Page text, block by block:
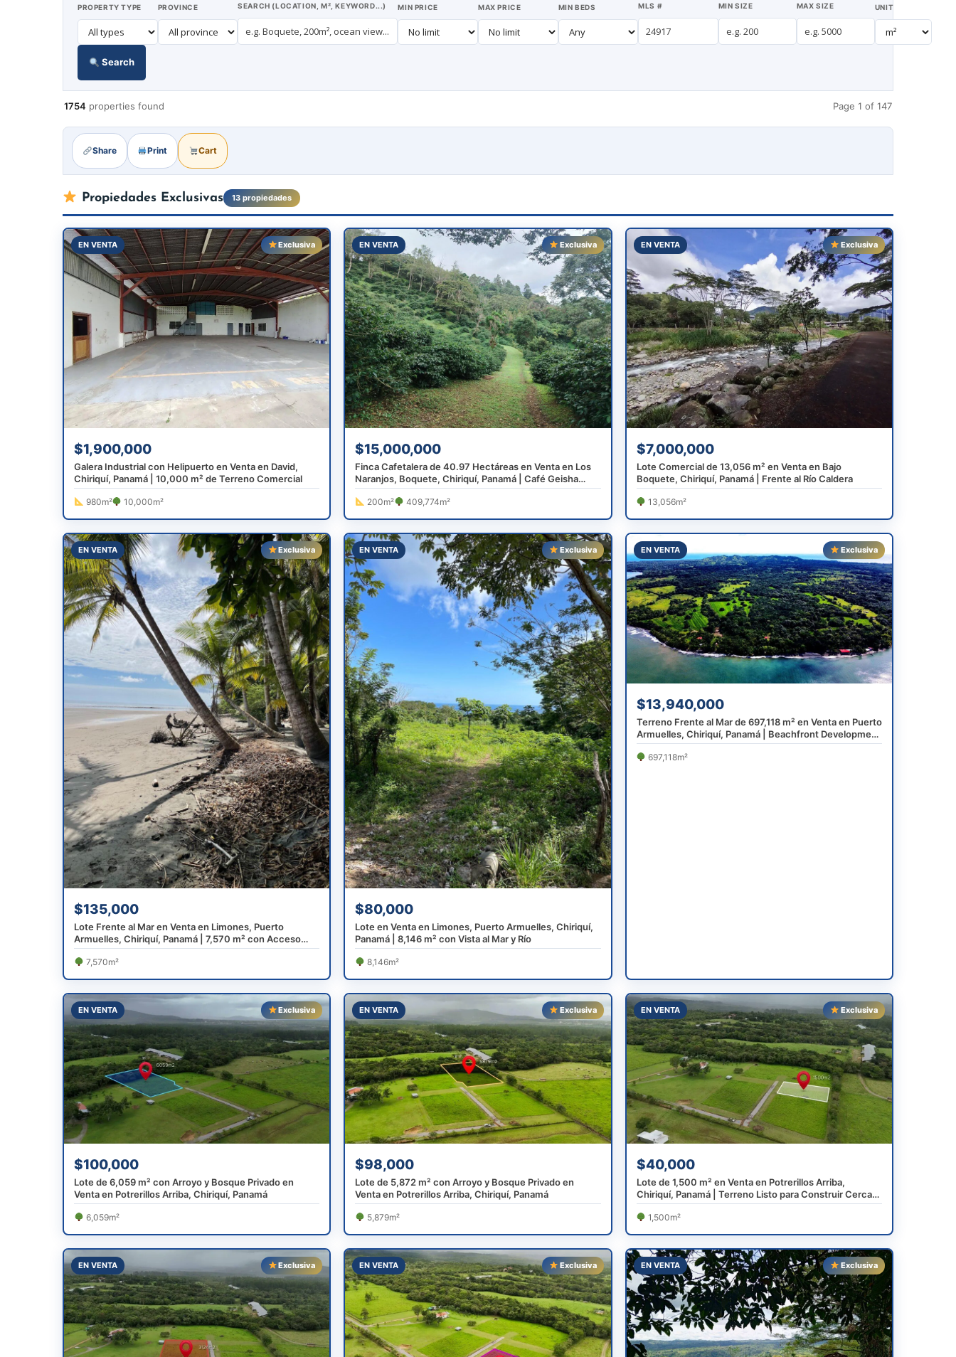
PROPERTY TYPE PROVINCE SEARCH (LOCATION, M², KEYWORD...) MIN PRICE MAX PRICE MIN BEDS MLS # MIN SIZE MAX SIZE UNIT
Search
1754 properties found Page 1 of 147
Share Print Cart
Propiedades Exclusivas 13 propiedades
EN VENTA Exclusiva
$1,900,000
Galera Industrial con Helipuerto en Venta en David,
Chiriquí, Panamá | 10,000 m² de Terreno Comercial
980m² 10,000m²
EN VENTA Exclusiva
$15,000,000
Finca Cafetalera de 40.97 Hectáreas en Venta en Los
Naranjos, Boquete, Chiriquí, Panamá | Café Geisha
Premiado Mundialmente
200m² 409,774m²
EN VENTA Exclusiva
$7,000,000
Lote Comercial de 13,056 m² en Venta en Bajo
Boquete, Chiriquí, Panamá | Frente al Río Caldera
13,056m²
EN VENTA Exclusiva
$135,000
Lote Frente al Mar en Venta en Limones, Puerto
Armuelles, Chiriquí, Panamá | 7,570 m² con Acceso
Directo a la Playa
7,570m²
EN VENTA Exclusiva
$80,000
Lote en Venta en Limones, Puerto Armuelles, Chiriquí,
Panamá | 8,146 m² con Vista al Mar y Río
8,146m²
EN VENTA Exclusiva
$13,940,000
Terreno Frente al Mar de 697,118 m² en Venta en Puerto
Armuelles, Chiriquí, Panamá | Beachfront Development
Land Near Costa Rica
697,118m²
EN VENTA Exclusiva
$100,000
Lote de 6,059 m² con Arroyo y Bosque Privado en
Venta en Potrerillos Arriba, Chiriquí, Panamá
6,059m²
EN VENTA Exclusiva
$98,000
Lote de 5,872 m² con Arroyo y Bosque Privado en
Venta en Potrerillos Arriba, Chiriquí, Panamá
5,879m²
EN VENTA Exclusiva
$40,000
Lote de 1,500 m² en Venta en Potrerillos Arriba,
Chiriquí, Panamá | Terreno Listo para Construir Cerca
de Boquete
1,500m²
EN VENTA Exclusiva EN VENTA Exclusiva EN VENTA Exclusiva